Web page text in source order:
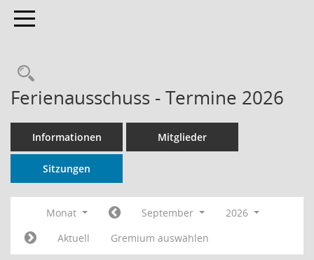
Toggle navigation
Rechercheauswahl
Ferienausschuss - Termine 2026
Informationen Mitglieder
Sitzungen
Monat September
2026
Aktuell
Gremium auswählen